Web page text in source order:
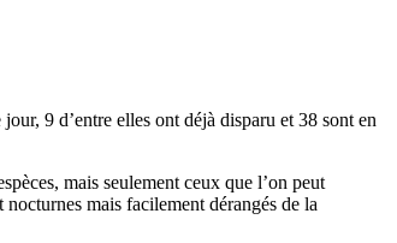
9 d’entre elles ont déjà disparu et 38 sont en
mais seulement ceux que l’on peut
mais facilement dérangés de la